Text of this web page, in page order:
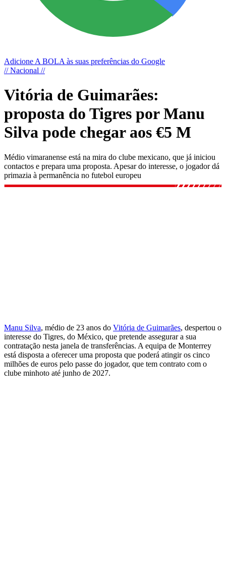
Adicione A BOLA às suas preferências do Google
// Nacional //
Vitória de Guimarães:
proposta do Tigres por Manu
Silva pode chegar aos €5 M
Médio vimaranense está na mira do clube mexicano, que já iniciou
contactos e prepara uma proposta. Apesar do interesse, o jogador dá
primazia à permanência no futebol europeu
Manu Silva, médio de 23 anos do Vitória de Guimarães, despertou o
interesse do Tigres, do México, que pretende assegurar a sua
contratação nesta janela de transferências. A equipa de Monterrey
está disposta a oferecer uma proposta que poderá atingir os cinco
milhões de euros pelo passe do jogador, que tem contrato com o
clube minhoto até junho de 2027.